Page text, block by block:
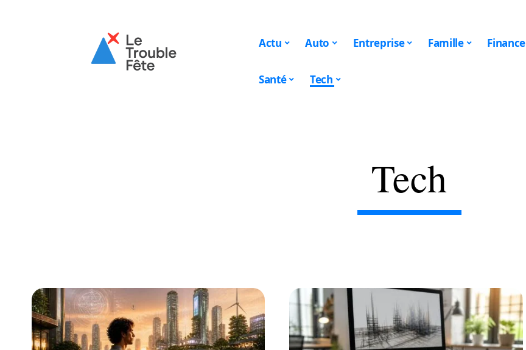
Actu Auto Entreprise Famille Finance
Santé Tech
Tech